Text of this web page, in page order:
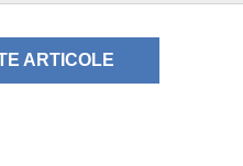
ARTICOLE